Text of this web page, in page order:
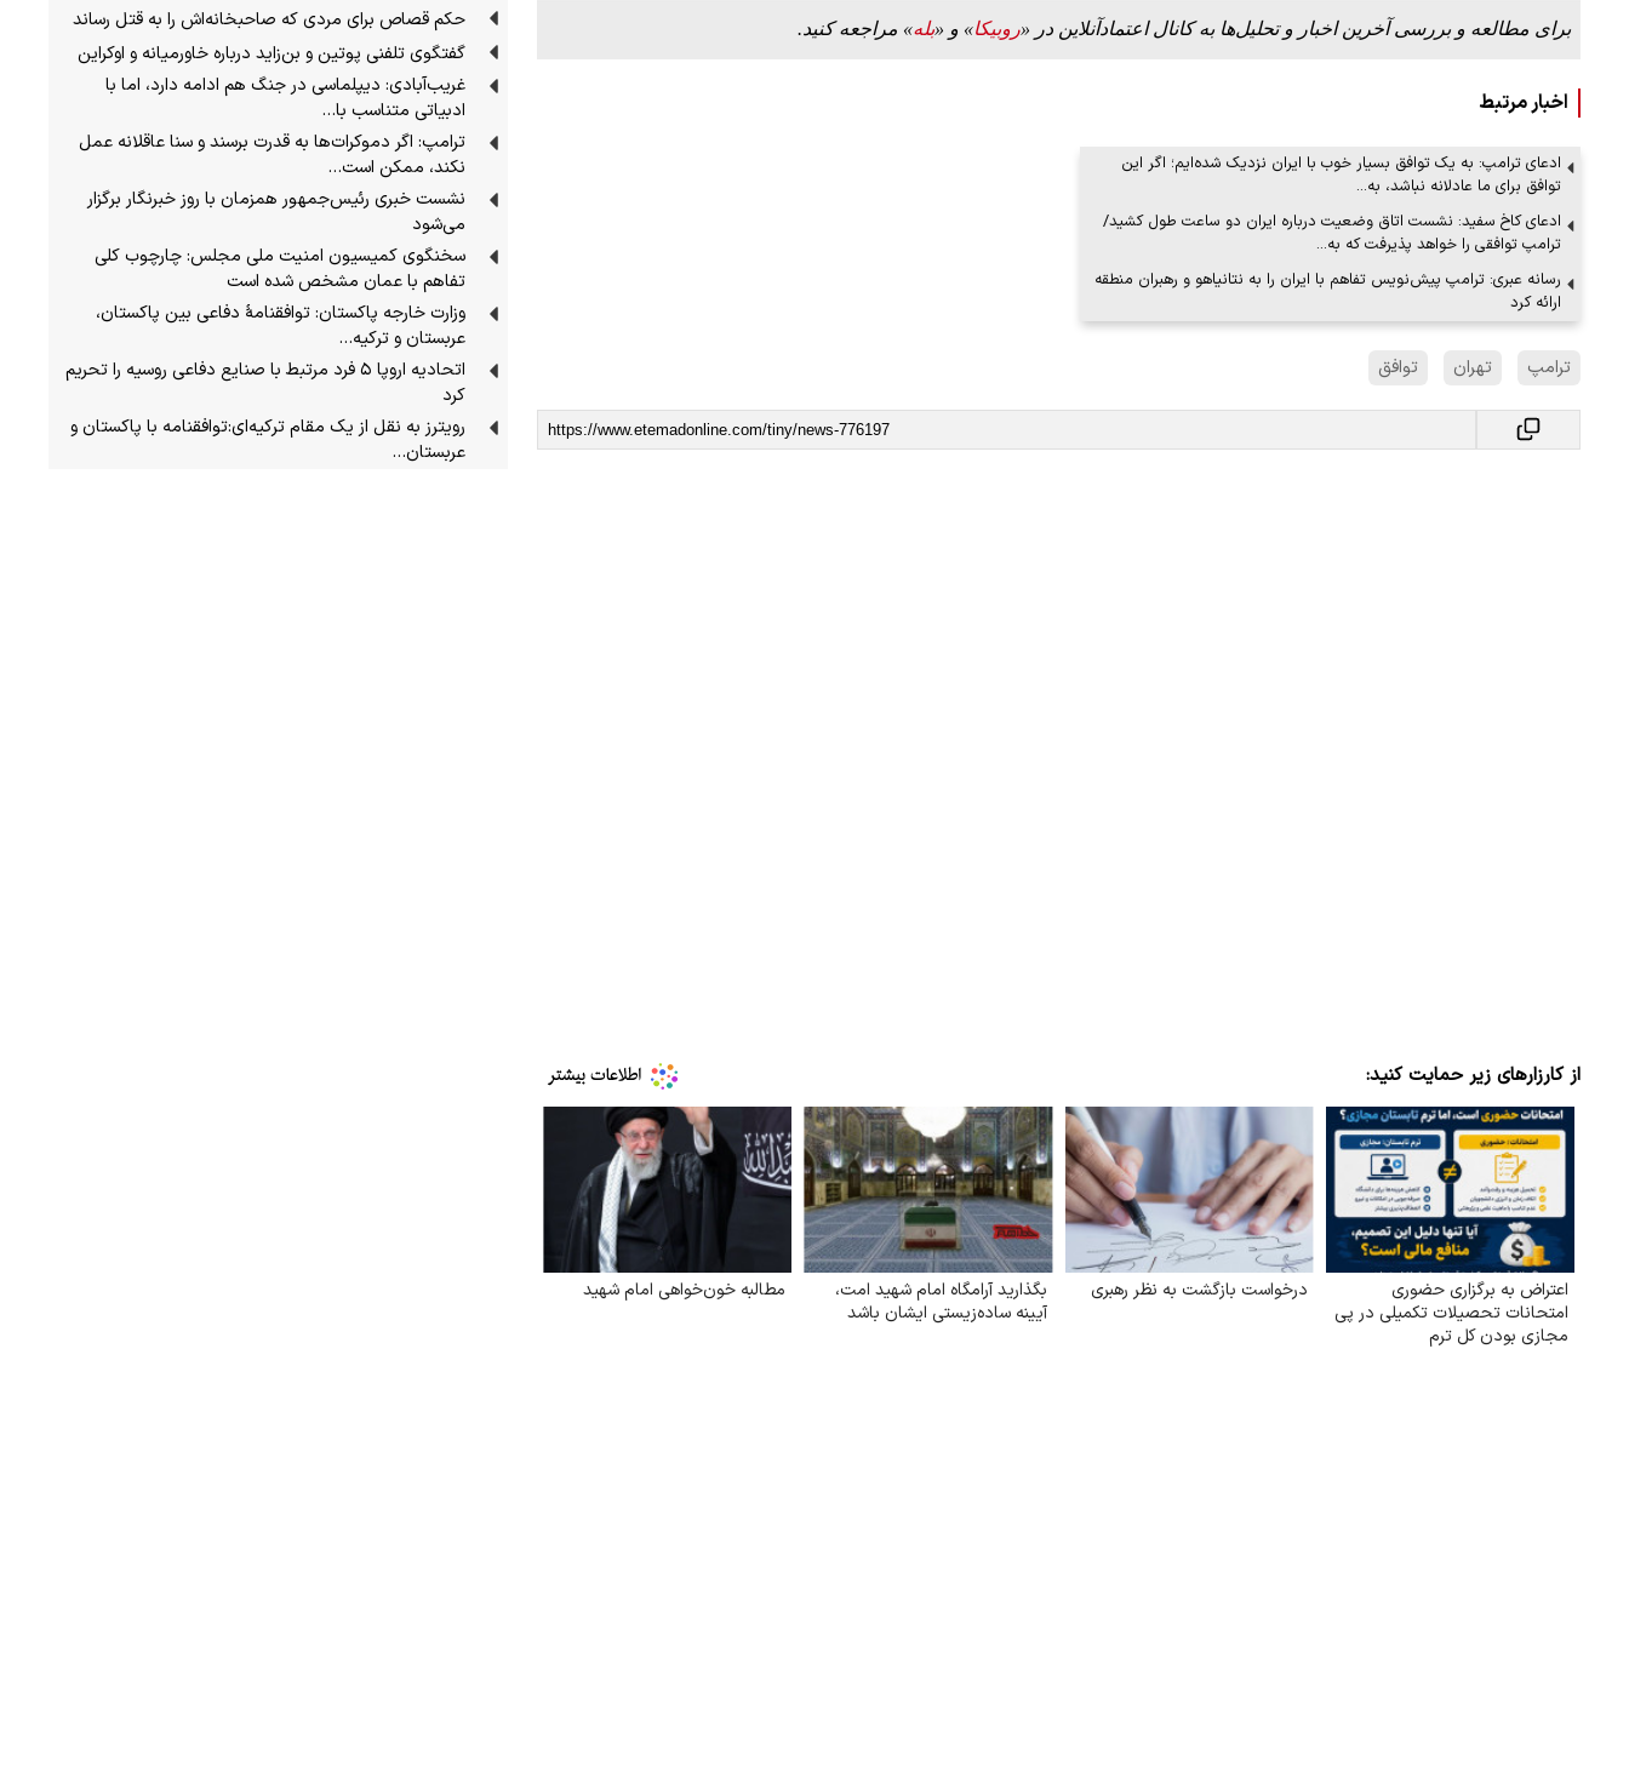
برای مطالعه و بررسی آخرین اخبار و تحلیل‌ها به کانال اعتمادآنلاین در «روبیکا» و «بله» مراجعه کنید.
اخبار مرتبط
ادعای ترامپ: به یک توافق بسیار خوب با ایران نزدیک شده‌ایم؛ اگر این
توافق برای ما عادلانه نباشد، به…
ادعای کاخ سفید: نشست اتاق وضعیت درباره ایران دو ساعت طول کشید/
ترامپ توافقی را خواهد پذیرفت که به…
رسانه عبری: ترامپ پیش‌نویس تفاهم با ایران را به نتانیاهو و رهبران منطقه
ارائه کرد
ترامپ تهران توافق
از کارزارهای زیر حمایت کنید:
اعتراض به برگزاری حضوری
امتحانات تحصیلات تکمیلی در پی
مجازی بودن کل ترم
درخواست بازگشت به نظر رهبری
بگذارید آرامگاه امام شهید امت،
آیینه ساده‌زیستی ایشان باشد
مطالبه خون‌خواهی امام شهید
حکم قصاص برای مردی که صاحبخانه‌اش را به قتل رساند
گفتگوی تلفنی پوتین و بن‌زاید درباره خاورمیانه و اوکراین
غریب‌آبادی: دیپلماسی در جنگ هم ادامه دارد، اما با
ادبیاتی متناسب با…
ترامپ: اگر دموکرات‌ها به قدرت برسند و سنا عاقلانه عمل
نکند، ممکن است…
نشست خبری رئیس‌جمهور همزمان با روز خبرنگار برگزار
می‌شود
سخنگوی کمیسیون امنیت ملی مجلس: چارچوب کلی
تفاهم با عمان مشخص شده است
وزارت خارجه پاکستان: توافقنامهٔ دفاعی بین پاکستان،
عربستان و ترکیه…
اتحادیه اروپا ۵ فرد مرتبط با صنایع دفاعی روسیه را تحریم
کرد
رویترز به نقل از یک مقام ترکیه‌ای:توافقنامه با پاکستان و
عربستان…